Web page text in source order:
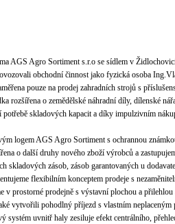
AGS Agro Sortiment s.r.o se sídlem v
obchodní činnost jako fyzická osoba
pouze na prodej zahradních strojů s
rozšířena o zemědělské náhradní díly, dílenské
potřebě skladových kapacit a díky impulzivním
logem AGS Agro Sortiment s ochrannou
o další druhy nového zboží výrobců a
skladových zásob, zásob garantovaných u
flexibilním konceptem prodeje s
v prostorné prodejně s výstavní plochou a
vytvořili pohodlný příjezd s vlastním neplaceným
systém uvnitř haly zesiluje efekt centrálního,